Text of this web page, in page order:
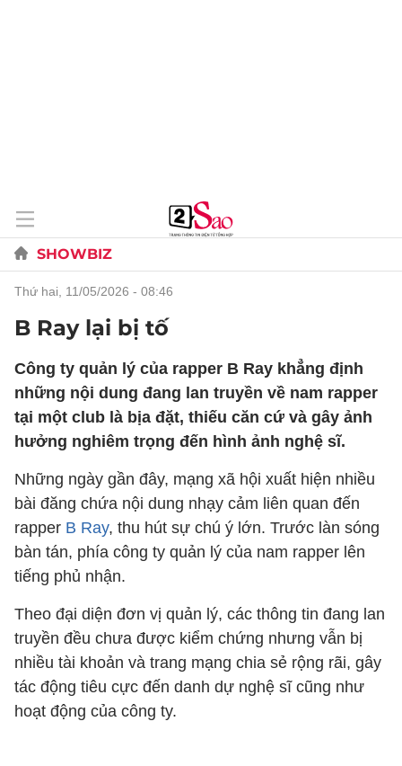
SHOWBIZ
thứ hai, 11/05/2026 - 08:46
B Ray lại bị tố
Công ty quản lý của rapper B Ray khẳng định
những nội dung đang lan truyền về nam rapper
tại một club là bịa đặt, thiếu căn cứ và gây ảnh
hưởng nghiêm trọng đến hình ảnh nghệ sĩ.
Những ngày gần đây, mạng xã hội xuất hiện nhiều
bài đăng chứa nội dung nhạy cảm liên quan đến
rapper B Ray, thu hút sự chú ý lớn. Trước làn sóng
bàn tán, phía công ty quản lý của nam rapper lên
tiếng phủ nhận.
Theo đại diện đơn vị quản lý, các thông tin đang lan
truyền đều chưa được kiểm chứng nhưng vẫn bị
nhiều tài khoản và trang mạng chia sẻ rộng rãi, gây
tác động tiêu cực đến danh dự nghệ sĩ cũng như
hoạt động của công ty.